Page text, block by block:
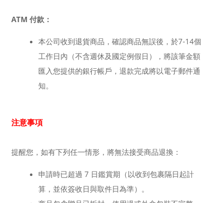
ATM 付款：
本公司收到退貨商品，確認商品無誤後，於7-14個
工作日內（不含週休及國定例假日），將該筆金額
匯入您提供的銀行帳戶，退款完成將以電子郵件通
知。
注意事項
提醒您，如有下列任一情形，將無法接受商品退換：
申請時已超過 7 日鑑賞期（以收到包裹隔日起計
算，並依簽收日與取件日為準）。